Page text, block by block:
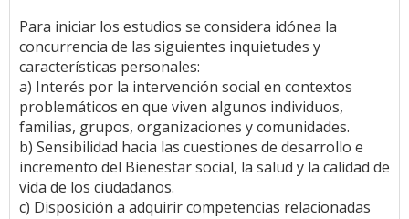
Para iniciar los estudios se considera idónea la
concurrencia de las siguientes inquietudes y
características personales:
a) Interés por la intervención social en contextos
problemáticos en que viven algunos individuos,
familias, grupos, organizaciones y comunidades.
b) Sensibilidad hacia las cuestiones de desarrollo e
incremento del Bienestar social, la salud y la calidad de
vida de los ciudadanos.
c) Disposición a adquirir competencias relacionadas